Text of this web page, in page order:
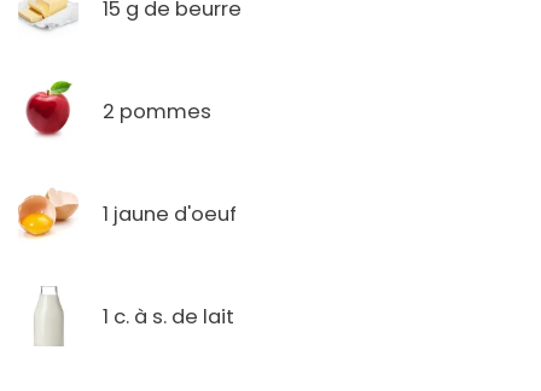
15 g de beurre
2 pommes
1 jaune d'oeuf
1 c. à s. de lait